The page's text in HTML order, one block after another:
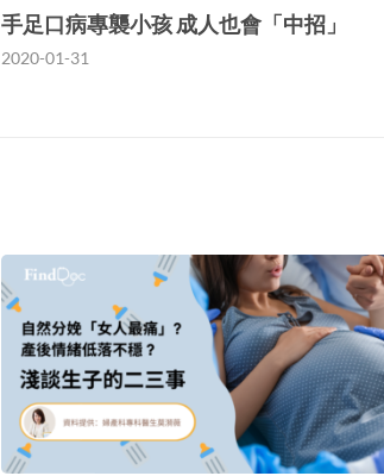
手足口病專襲小孩 成人也會「中招」
2020-01-31